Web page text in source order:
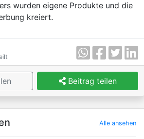
wurden eigene Produkte und die
kreiert.
Beitrag teilen
Alle ansehen